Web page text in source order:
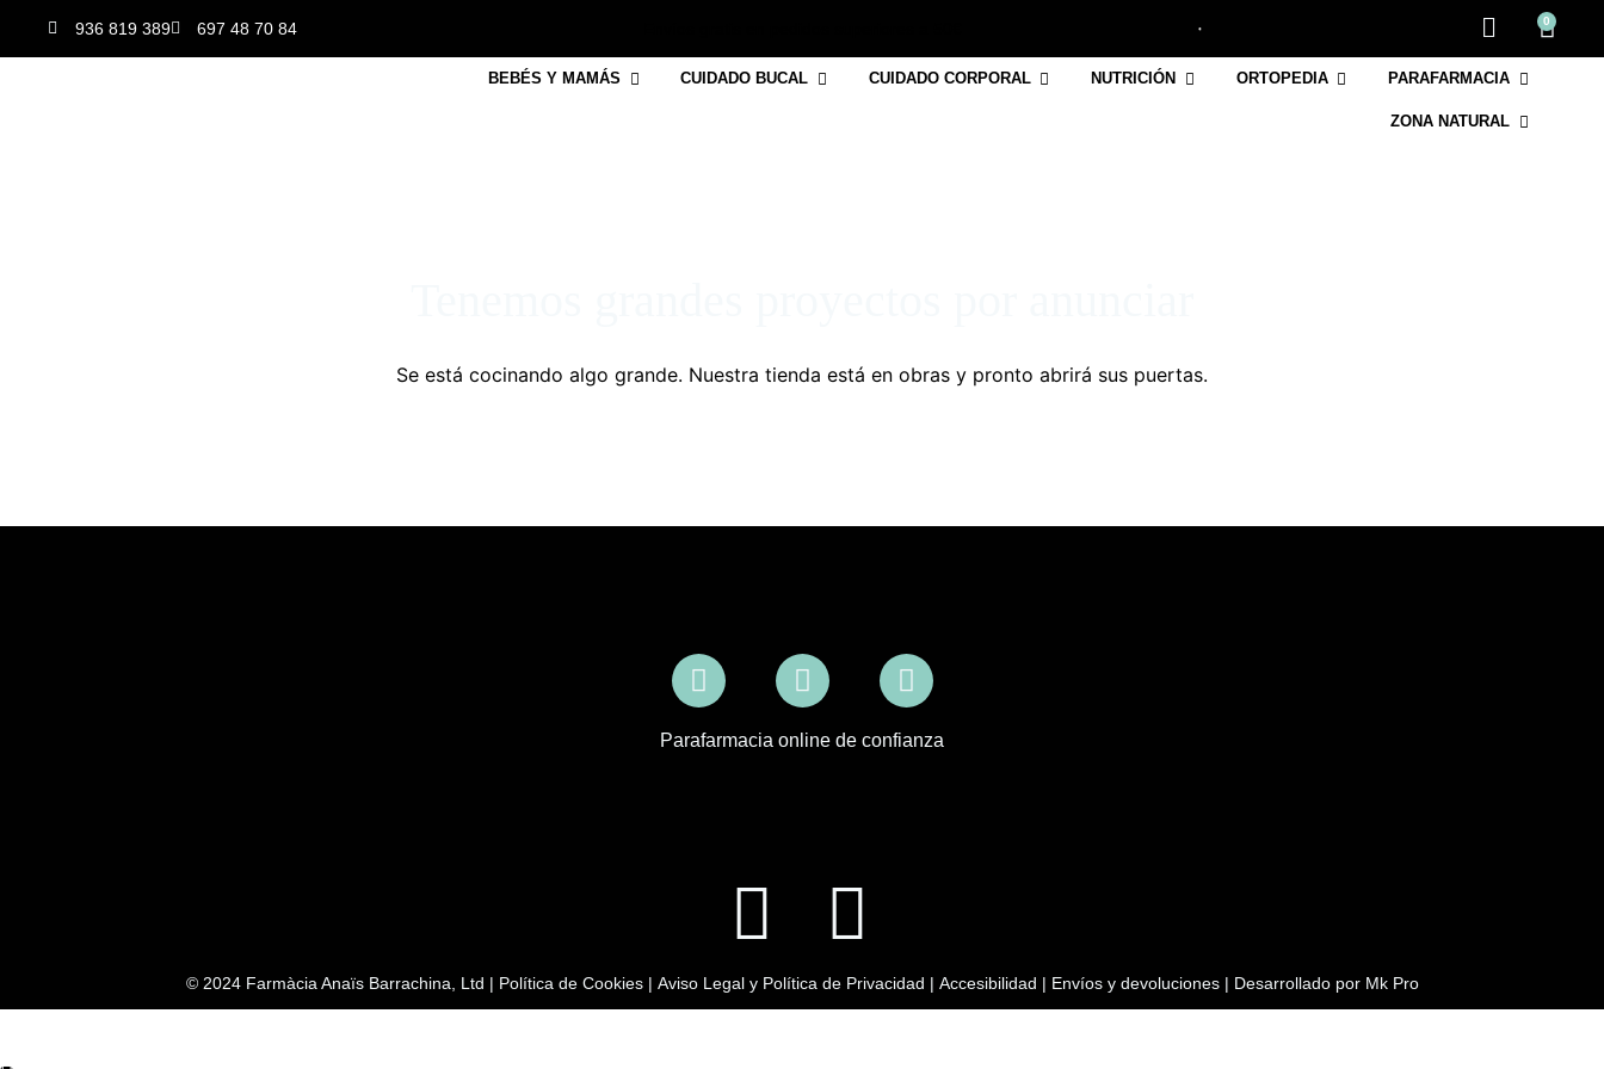
936 819 389 697 48 70 84 0
BEBÉS Y MAMÁS CUIDADO BUCAL CUIDADO CORPORAL NUTRICIÓN ORTOPEDIA PARAFARMACIA
ZONA NATURAL
Se está cocinando algo grande. Nuestra tienda está en obras y pronto abrirá sus puertas.
Parafarmacia online de confianza
© 2024 Farmàcia Anaïs Barrachina, Ltd | Política de Cookies| Aviso Legal y Política de Privacidad | Accesibilidad | Envíos y devoluciones| Desarrollado por Mk Pro